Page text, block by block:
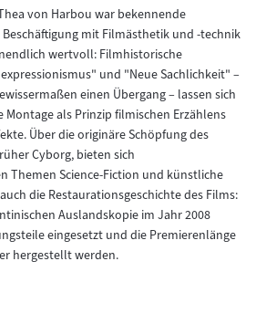
von Harbou war bekennende
mit Filmästhetik und -technik
wertvoll: Filmhistorische
und "Neue Sachlichkeit" –
einen Übergang – lassen sich
Montage als Prinzip filmischen Erzählens
Über die originäre Schöpfung des
Cyborg, bieten sich
Themen Science-Fiction und künstliche
die Restaurationsgeschichte des Films:
Auslandskopie im Jahr 2008
eingesetzt und die Premierenlänge
hergestellt werden.